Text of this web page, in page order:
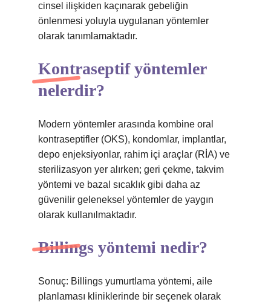
cinsel ilişkiden kaçınarak gebeliğin
önlenmesi yoluyla uygulanan yöntemler
olarak tanımlamaktadır.
Kontraseptif yöntemler
nelerdir?
Modern yöntemler arasında kombine oral
kontraseptifler (OKS), kondomlar, implantlar,
depo enjeksiyonlar, rahim içi araçlar (RİA) ve
sterilizasyon yer alırken; geri çekme, takvim
yöntemi ve bazal sıcaklık gibi daha az
güvenilir geleneksel yöntemler de yaygın
olarak kullanılmaktadır.
Billings yöntemi nedir?
Sonuç: Billings yumurtlama yöntemi, aile
planlaması kliniklerinde bir seçenek olarak